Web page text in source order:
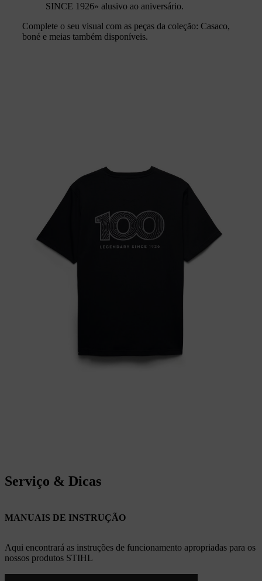
SINCE 1926» alusivo ao aniversário.
Complete o seu visual com as peças da coleção: Casaco,
boné e meias também disponíveis.
Serviço & Dicas
MANUAIS DE INSTRUÇÃO
Aqui encontrará as instruções de funcionamento apropriadas para os
nossos produtos STIHL